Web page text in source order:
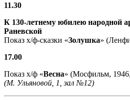
11.30
К 130-летнему юбилею народной
Раневской
Показ х/ф-сказки «Золушка»
17.00
Показ х/ф «Весна» (Мосфильм,
(М. Ульяновой, 1, зал №12)